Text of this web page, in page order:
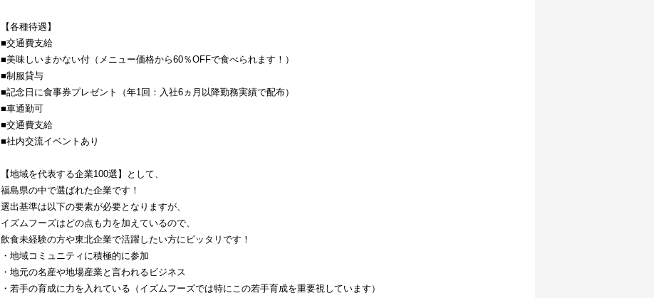
【各種待遇】
■交通費支給
■美味しいまかない付（メニュー価格から60％OFFで食べられます！）
■制服貸与
■記念日に食事券プレゼント（年1回：入社6ヵ月以降勤務実績で配布）
■車通勤可
■交通費支給
■社内交流イベントあり
【地域を代表する企業100選】として、
福島県の中で選ばれた企業です！
選出基準は以下の要素が必要となりますが、
イズムフーズはどの点も力を加えているので、
飲食未経験の方や東北企業で活躍したい方にピッタリです！
・地域コミュニティに積極的に参加
・地元の名産や地場産業と言われるビジネス
・若手の育成に力を入れている（イズムフーズでは特にこの若手育成を重要視しています）